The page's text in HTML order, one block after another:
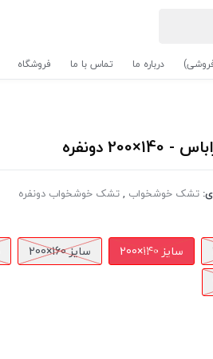
درباره ما تماس با ما فروشگاه
دونفره
تشک خوشخواب ,تشک خوشخواب دونفره
سایز 140×200 سایز 160×200